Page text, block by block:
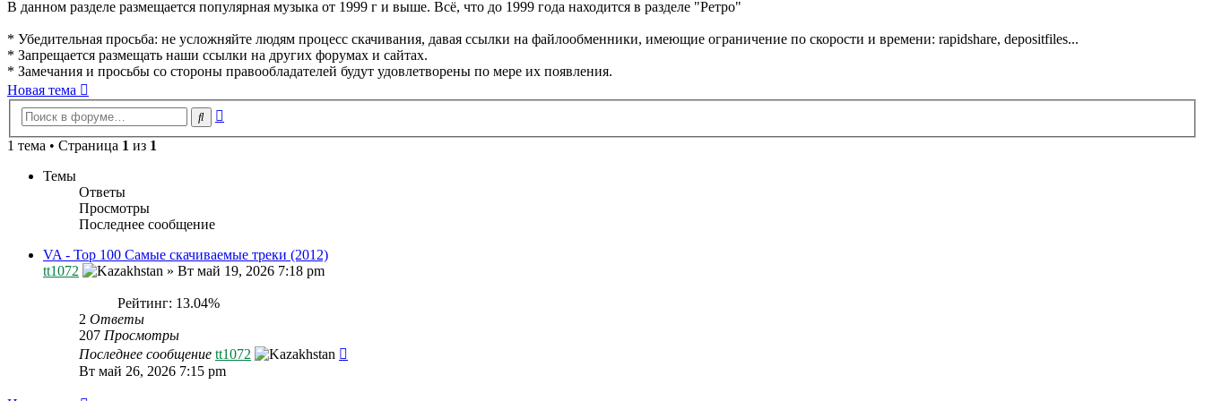
В данном разделе размещается популярная музыка от 1999 г и выше. Всё, что до 1999 года находится в разделе "Ретро"
* Убедительная просьба: не усложняйте людям процесс скачивания, давая ссылки на файлообменники, имеющие ограничение по скорости и времени: rapidshare, depositfiles...
* Запрещается размещать наши ссылки на других форумах и сайтах.
* Замечания и просьбы со стороны правообладателей будут удовлетворены по мере их появления.
Новая тема
Поиск
1 тема • Страница 1 из 1
Темы
Ответы
Просмотры
Последнее сообщение
VA - Top 100 Самые скачиваемые треки (2012)
tt1072
» Вт май 19, 2026 7:18 pm
Рейтинг: 13.04%
2 Ответы
207 Просмотры
Последнее сообщение tt1072
Вт май 26, 2026 7:15 pm